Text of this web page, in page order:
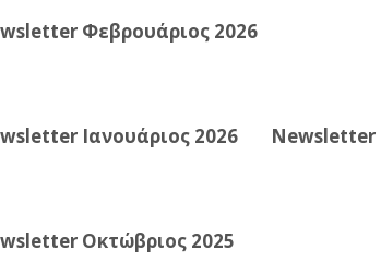
Φεβρουάριος 2026
Ιανουάριος 2026 Newsletter
Οκτώβριος 2025